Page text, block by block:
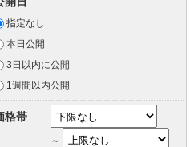
指定なし
本日公開
3日以内に公開
1週間以内公開
格帯
～